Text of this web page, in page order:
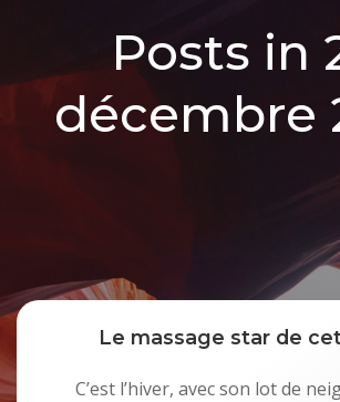
Posts in
décembre
Le massage star de
C’est l’hiver, avec son lot de